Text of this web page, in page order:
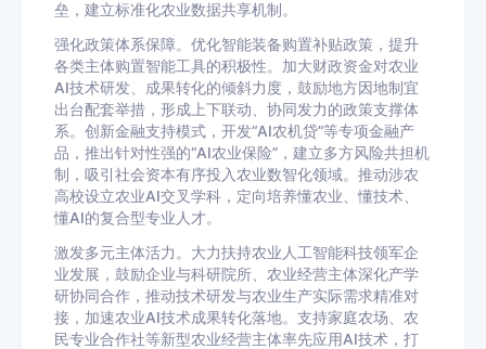
垒，建立标准化农业数据共享机制。
强化政策体系保障。优化智能装备购置补贴政策，提升
各类主体购置智能工具的积极性。加大财政资金对农业
AI技术研发、成果转化的倾斜力度，鼓励地方因地制宜
出台配套举措，形成上下联动、协同发力的政策支撑体
系。创新金融支持模式，开发“AI农机贷”等专项金融产
品，推出针对性强的“AI农业保险”，建立多方风险共担机
制，吸引社会资本有序投入农业数智化领域。推动涉农
高校设立农业AI交叉学科，定向培养懂农业、懂技术、
懂AI的复合型专业人才。
激发多元主体活力。大力扶持农业人工智能科技领军企
业发展，鼓励企业与科研院所、农业经营主体深化产学
研协同合作，推动技术研发与农业生产实际需求精准对
接，加速农业AI技术成果转化落地。支持家庭农场、农
民专业合作社等新型农业经营主体率先应用AI技术，打